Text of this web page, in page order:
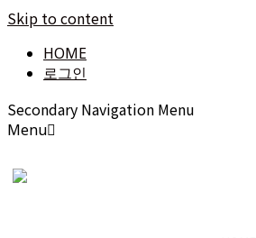
Skip to content
HOME
로그인
Secondary Navigation Menu
Menu